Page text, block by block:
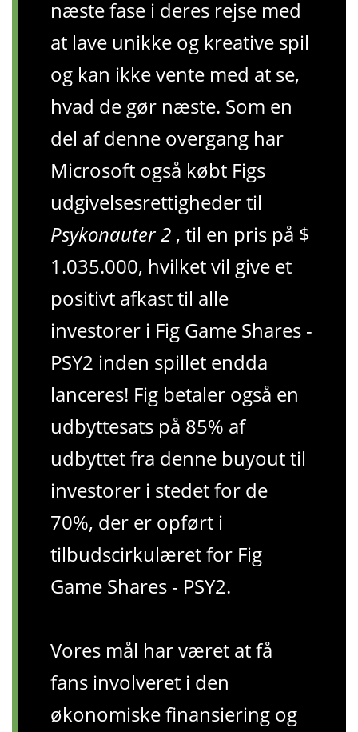
næste fase i deres rejse med
at lave unikke og kreative spil
og kan ikke vente med at se,
hvad de gør næste. Som en
del af denne overgang har
Microsoft også købt Figs
udgivelsesrettigheder til
Psykonauter 2 , til en pris på $
1.035.000, hvilket vil give et
positivt afkast til alle
investorer i Fig Game Shares -
PSY2 inden spillet endda
lanceres! Fig betaler også en
udbyttesats på 85% af
udbyttet fra denne buyout til
investorer i stedet for de
70%, der er opført i
tilbudscirkulæret for Fig
Game Shares - PSY2.
Vores mål har været at få
fans involveret i den
økonomiske finansiering og